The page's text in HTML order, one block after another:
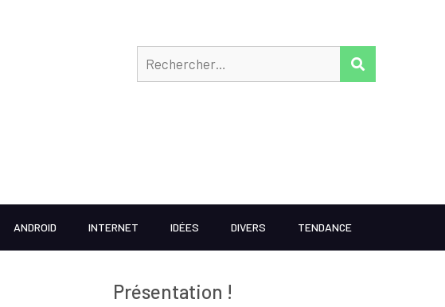
ANDROID INTERNET IDÉES DIVERS TENDANCE
Présentation !